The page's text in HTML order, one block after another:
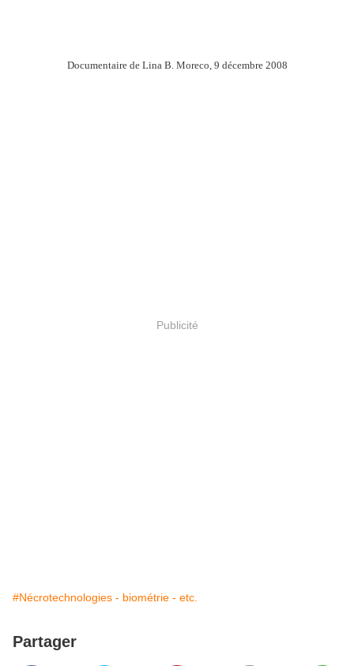
Documentaire de Lina B. Moreco, 9 décembre 2008
Publicité
#Nécrotechnologies - biométrie - etc.
Partager